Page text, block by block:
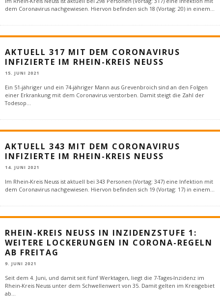
dem Coronavirus nachgewiesen. Hiervon befinden sich 18 (Vortag: 20) in einem
AKTUELL 317 MIT DEM CORONAVIRUS
INFIZIERTE IM RHEIN-KREIS NEUSS
15. JUNI 2021
Ein 51-jähriger und ein 74-jähriger Mann aus Grevenbroich sind an den Folgen
einer Erkrankung mit dem Coronavirus verstorben. Damit steigt die Zahl der
Todesop
AKTUELL 343 MIT DEM CORONAVIRUS
INFIZIERTE IM RHEIN-KREIS NEUSS
14. JUNI 2021
Im Rhein-Kreis Neuss ist aktuell bei 343 Personen (Vortag: 347) eine Infektion mit
dem Coronavirus nachgewiesen. Hiervon befinden sich 19 (Vortag: 17) in einem
RHEIN-KREIS NEUSS IN INZIDENZSTUFE 1:
WEITERE LOCKERUNGEN IN CORONA-REGELN
AB FREITAG
9. JUNI 2021
Seit dem 4. Juni, und damit seit fünf Werktagen, liegt die 7-Tages-Inzidenz im
Rhein-Kreis Neuss unter dem Schwellenwert von 35. Damit gelten im Kreisgebiet
ab